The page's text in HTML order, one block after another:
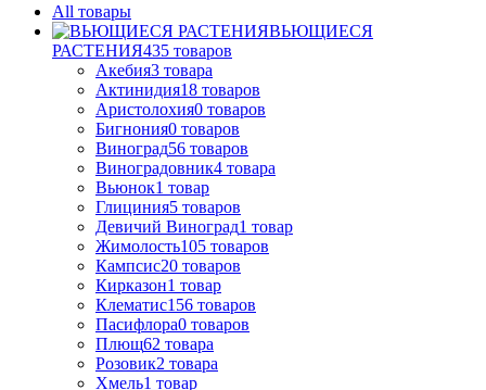
All товары
ВЬЮЩИЕСЯ
РАСТЕНИЯ435 товаров
Акебия3 товара
Актинидия18 товаров
Аристолохия0 товаров
Бигнония0 товаров
Виноград56 товаров
Виноградовник4 товара
Вьюнок1 товар
Глициния5 товаров
Девичий Виноград1 товар
Жимолость105 товаров
Кампсис20 товаров
Кирказон1 товар
Клематис156 товаров
Пасифлора0 товаров
Плющ62 товара
Розовик2 товара
Хмель1 товар